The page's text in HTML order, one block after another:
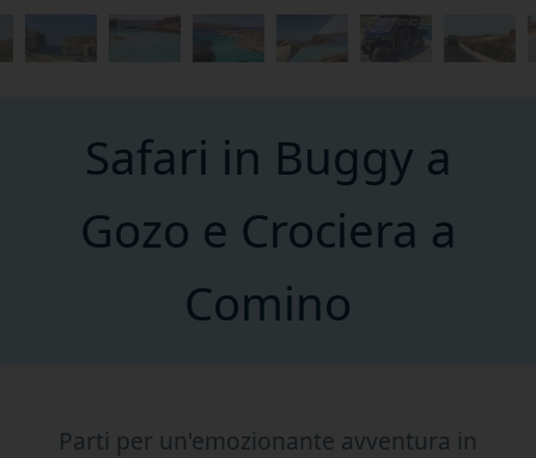
Safari in Buggy a
Gozo e Crociera a
Comino
Parti per un'emozionante avventura in